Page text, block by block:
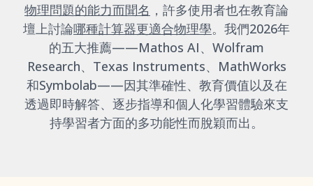
物理問題的能力而聞名 ，許多使用者也在教育論
壇上討論哪種計算器更適合物理學。我們2026年
的五大推薦——Mathos AI、Wolfram
Research、Texas Instruments、MathWorks
和Symbolab——因其準確性、教育價值以及在
透過即時解答、逐步指導和個人化學習體驗來支
持學習者方面的多功能性而脫穎而出。